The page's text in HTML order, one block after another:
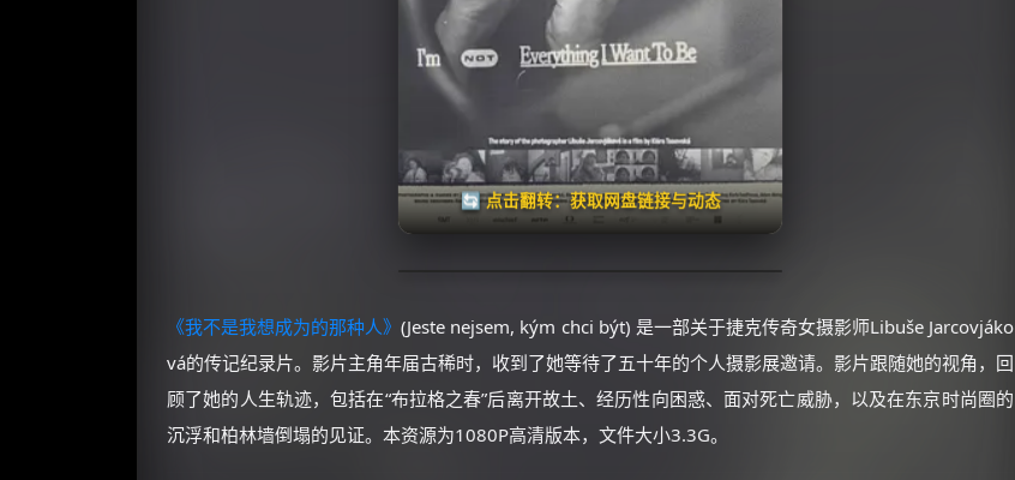
🔄 点击翻转：获取网盘链接与动态
失效请反馈
🧧️
天天领红包
《我不是我想成为的那种人》(Jeste nejsem, kým chci být) 是一部关于捷克传奇女摄影师Libuše Jarcovjáko
vá的传记纪录片。影片主角年届古稀时，收到了她等待了五十年的个人摄影展邀请。影片跟随她的视角，回
顾了她的人生轨迹，包括在“布拉格之春”后离开故土、经历性向困惑、面对死亡威胁，以及在东京时尚圈的
沉浮和柏林墙倒塌的见证。本资源为1080P高清版本，文件大小3.3G。